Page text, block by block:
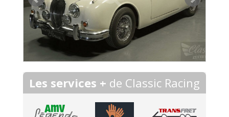
Les services + de Classic Racing